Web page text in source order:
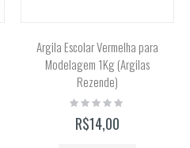
Argila Escolar Vermelha para
Modelagem 1Kg (Argilas
Rezende)
Rating:
0%
R$14,00